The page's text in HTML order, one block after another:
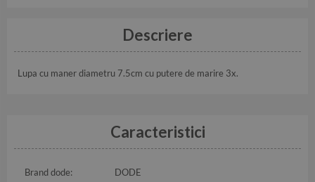
Descriere
Lupa cu maner diametru 7.5cm cu putere de marire 3x.
Caracteristici
Brand dode: DODE